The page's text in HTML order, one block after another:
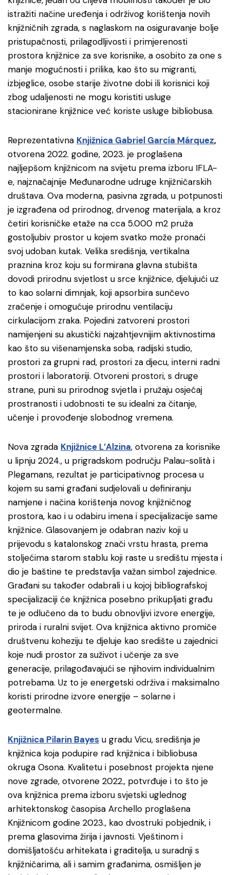
istražiti načine uređenja i održivog korištenja novih
knjižničnih zgrada, s naglaskom na osiguravanje bolje
pristupačnosti, prilagodljivosti i primjerenosti
prostora knjižnice za sve korisnike, a osobito za one s
manje mogućnosti i prilika, kao što su migranti,
izbjeglice, osobe starije životne dobi ili korisnici koji
zbog udaljenosti ne mogu koristiti usluge
stacionirane knjižnice već koriste usluge bibliobusa.
Reprezentativna Knjižnica Gabriel García Márquez,
otvorena 2022. godine, 2023. je proglašena
najljepšom knjižnicom na svijetu prema izboru IFLA-
e, najznačajnije Međunarodne udruge knjižničarskih
društava. Ova moderna, pasivna zgrada, u potpunosti
je izgrađena od prirodnog, drvenog materijala, a kroz
četiri korisničke etaže na cca 5.000 m2 pruža
gostoljubiv prostor u kojem svatko može pronaći
svoj udoban kutak. Velika središnja, vertikalna
praznina kroz koju su formirana glavna stubišta
dovodi prirodnu svjetlost u srce knjižnice, djelujući uz
to kao solarni dimnjak, koji apsorbira sunčevo
zračenje i omogućuje prirodnu ventilaciju
cirkulacijom zraka. Pojedini zatvoreni prostori
namijenjeni su akustički najzahtjevnijim aktivnostima
kao što su višenamjenska soba, radijski studio,
prostori za grupni rad, prostori za djecu, interni radni
prostori i laboratoriji. Otvoreni prostori, s druge
strane, puni su prirodnog svjetla i pružaju osjećaj
prostranosti i udobnosti te su idealni za čitanje,
učenje i provođenje slobodnog vremena.
Nova zgrada Knjižnice L’Alzina, otvorena za korisnike
u lipnju 2024., u prigradskom području Palau-solità i
Plegamans, rezultat je participativnog procesa u
kojem su sami građani sudjelovali u definiranju
namjene i načina korištenja novog knjižničnog
prostora, kao i u odabiru imena i specijalizacije same
knjižnice. Glasovanjem je odabran naziv koji u
prijevodu s katalonskog znači vrstu hrasta, prema
stoljećima starom stablu koji raste u središtu mjesta i
dio je baštine te predstavlja važan simbol zajednice.
Građani su također odabrali i u kojoj bibliografskoj
specijalizaciji će knjižnica posebno prikupljati građu
te je odlučeno da to budu obnovljivi izvore energije,
priroda i ruralni svijet. Ova knjižnica aktivno promiče
društvenu koheziju te djeluje kao središte u zajednici
koje nudi prostor za suživot i učenje za sve
generacije, prilagođavajući se njihovim individualnim
potrebama. Uz to je energetski održiva i maksimalno
koristi prirodne izvore energije – solarne i
geotermalne.
Knjižnica Pilarin Bayes u gradu Vicu, središnja je
knjižnica koja podupire rad knjižnica i bibliobusa
okruga Osona. Kvalitetu i posebnost projekta njene
nove zgrade, otvorene 2022., potvrđuje i to što je
ova knjižnica prema izboru svjetski uglednog
arhitektonskog časopisa Archello proglašena
Knjižnicom godine 2023., kao dvostruki pobjednik, i
prema glasovima žirija i javnosti. Vještinom i
domišljatošću arhitekata i graditelja, u suradnji s
knjižničarima, ali i samim građanima, osmišljen je